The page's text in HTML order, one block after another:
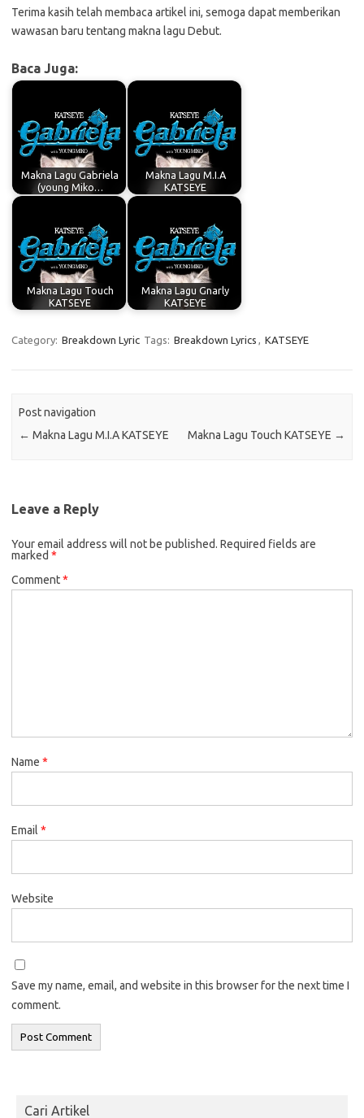
Terima kasih telah membaca artikel ini, semoga dapat memberikan
wawasan baru tentang makna lagu Debut.
Baca Juga:
Makna Lagu Gabriela
(young Miko…
Makna Lagu M.I.A
KATSEYE
Makna Lagu Touch
KATSEYE
Makna Lagu Gnarly
KATSEYE
Category: Breakdown Lyric Tags: Breakdown Lyrics , KATSEYE
Post navigation
← Makna Lagu M.I.A KATSEYE Makna Lagu Touch KATSEYE →
Leave a Reply
Your email address will not be published. Required fields are
marked *
Comment*
Name *
Email *
Website
Save my name, email, and website in this browser for the next time I
comment.
Cari Artikel